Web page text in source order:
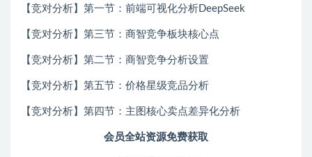
【竞对分析】第一节：前端可视化分析DeepSeek
【竞对分析】第三节：商智竞争板块核心点
【竞对分析】第二节：商智竞争分析设置
【竞对分析】第五节：价格星级竞品分析
【竞对分析】第四节：主图核心卖点差异化分析
会员全站资源免费获取